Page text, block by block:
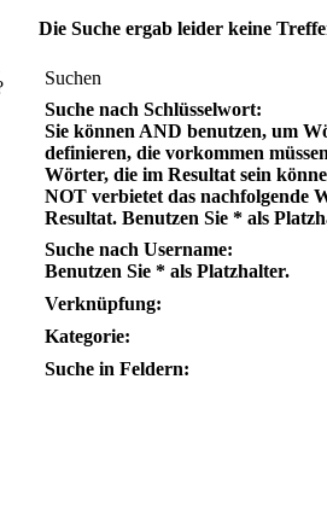
Die Suche ergab leider keine
Suchen
Suche nach Schlüsselwort:
Sie können AND benutzen, um
definieren, die vorkommen
Wörter, die im Resultat sein
NOT verbietet das nachfolgende
Resultat. Benutzen Sie * als
Suche nach Username:
Benutzen Sie * als Platzhalter.
Verknüpfung:
Kategorie:
Suche in Feldern: